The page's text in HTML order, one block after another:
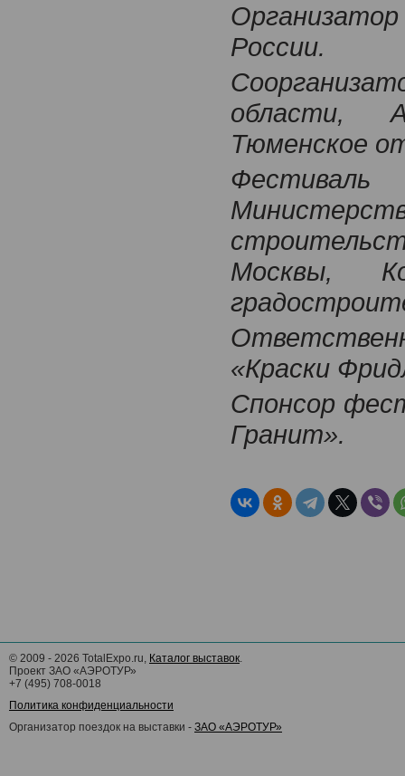
России.
области,
Тюменское
Москвы,
«Краски
Спонсор
Гранит».
© 2009 - 2026 TotalExpo.ru, Каталог выставок.
Проект ЗАО «АЭРОТУР»
+7 (495) 708-0018
Политика конфиденциальности
Организатор поездок на выставки - ЗАО «АЭРОТУР»